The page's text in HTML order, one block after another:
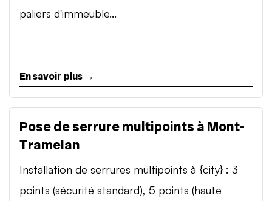
paliers d'immeuble...
En savoir plus →
Pose de serrure multipoints à Mont-
Tramelan
Installation de serrures multipoints à {city} : 3
points (sécurité standard), 5 points (haute